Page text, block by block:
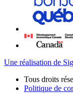
Une réalisation de
Tous droits
Politique de